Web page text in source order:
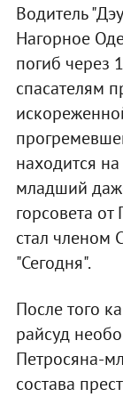
Водитель
Нагорное
погиб через
спасателям
находится
младший
горсовета
стал членом
"Сегодня".
После того
райсуд
Петросяна-
состава